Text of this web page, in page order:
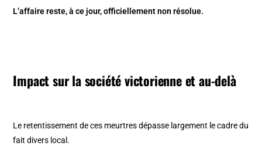
L’affaire reste, à ce jour, officiellement non résolue.
Impact sur la société victorienne et au-delà
Le retentissement de ces meurtres dépasse largement le cadre du
fait divers local.